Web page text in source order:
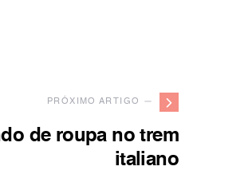
PRÓXIMO ARTIGO —
de roupa no trem
italiano